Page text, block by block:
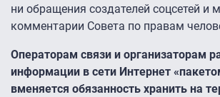
ни обращения создателей соцсетей и
комментарии Совета по правам
Операторам связи и организаторам
информации в сети Интернет
вменяется обязанность хранить на